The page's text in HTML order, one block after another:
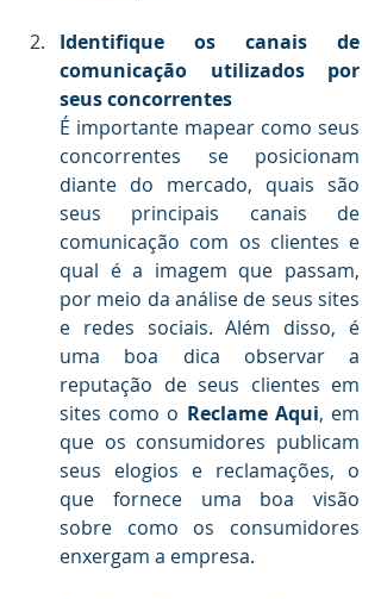
Identifique os canais de
comunicação utilizados por
seus concorrentes
É importante mapear como seus
concorrentes se posicionam
diante do mercado, quais são
seus principais canais de
comunicação com os clientes e
qual é a imagem que passam,
por meio da análise de seus sites
e redes sociais. Além disso, é
uma boa dica observar a
reputação de seus clientes em
sites como o Reclame Aqui, em
que os consumidores publicam
seus elogios e reclamações, o
que fornece uma boa visão
sobre como os consumidores
enxergam a empresa.